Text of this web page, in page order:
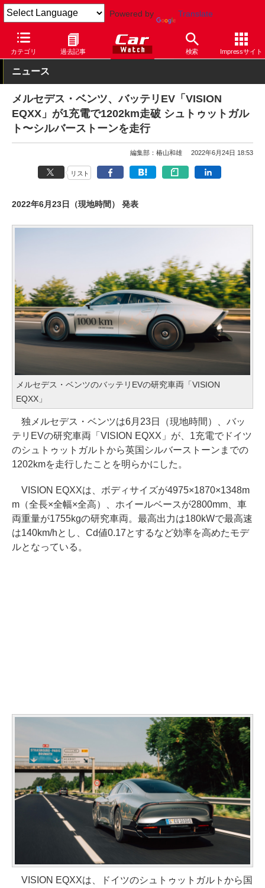
Powered by Translate
カテゴリ 過去記事 検索 Impressサイト
Car Watch 自動車 メルセデス・ベンツ
ニュース
メルセデス・ベンツ、バッテリEV「VISION
EQXX」が1充電で1202km走破 シュトゥットガル
ト〜シルバーストーンを走行
編集部：椿山和雄 2022年6月24日 18:53
リスト
2022年6月23日（現地時間） 発表
メルセデス・ベンツのバッテリEVの研究車両「VISION
EQXX」
独メルセデス・ベンツは6月23日（現地時間）、バッ
テリEVの研究車両「VISION EQXX」が、1充電でドイツ
のシュトゥットガルトから英国シルバーストーンまでの
1202kmを走行したことを明らかにした。
VISION EQXXは、ボディサイズが4975×1870×1348m
m（全長×全幅×全高）、ホイールベースが2800mm、車
両重量が1755kgの研究車両。最高出力は180kWで最高速
は140km/hとし、Cd値0.17とするなど効率を高めたモデ
ルとなっている。
VISION EQXXは、ドイツのシュトゥットガルトから国